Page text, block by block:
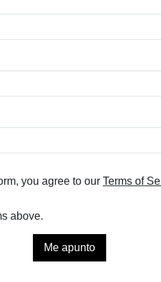
15ml
y la secreción
el aspecto brillante: la
y visiblemente más